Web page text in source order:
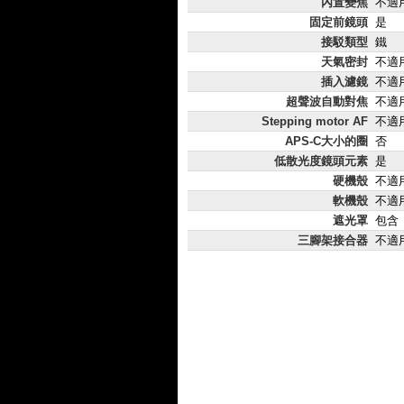
固定前鏡頭 是
接駁類型 鐵
天氣密封 不適
插入濾鏡 不適
超聲波自動對焦 不適
Stepping motor AF 不適
APS-C大小的圈
否
低散光度鏡頭元素 是
硬機殼 不適
軟機殼 不適
遮光罩 包含
三腳架接合器 不適